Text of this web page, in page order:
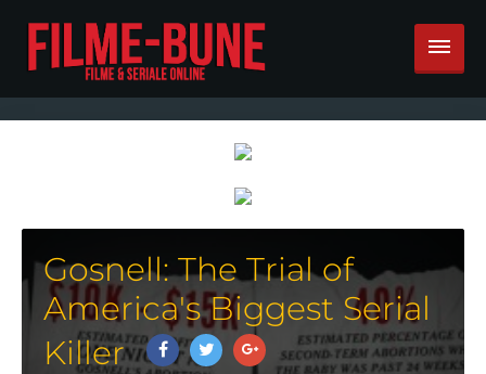
Gosnell: The Trial of
America's Biggest Serial
Killer